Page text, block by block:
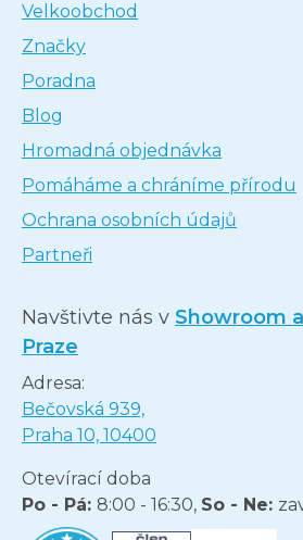
Velkoobchod
Značky
Poradna
Blog
Hromadná objednávka
Pomáháme a chráníme přírodu
Ochrana osobních údajů
Partneři
Navštivte nás v Showroom
Praze
Adresa:
Bečovská 939,
Praha 10, 10400
Otevírací doba
Po - Pá: 8:00 - 16:30, So - Ne: